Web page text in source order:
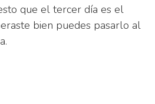
que el tercer día es el
bien puedes pasarlo al